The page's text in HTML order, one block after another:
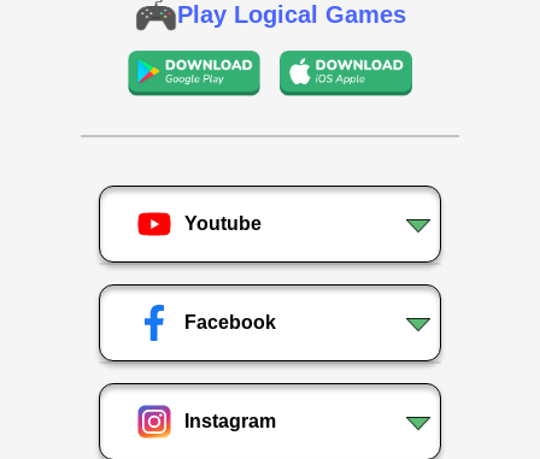
Play Logical Games
Youtube
Facebook
Instagram